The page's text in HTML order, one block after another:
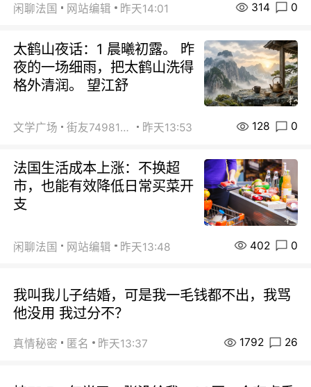
闲聊法国 网站编辑 昨天14:01 314 0
太鹤山夜话：1 晨曦初露。 昨
夜的一场细雨，把太鹤山洗得
格外清润。 望江舒
文学广场 街友74981146 昨天13:53 128 0
法国生活成本上涨：不换超
市，也能有效降低日常买菜开
支
闲聊法国 网站编辑 昨天13:48 402 0
我叫我儿子结婚，可是我一毛钱都不出，我骂
他没用 我过分不？
真情秘密 匿名 昨天13:37 1792 26